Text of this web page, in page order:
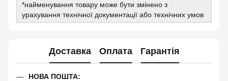
*найменування товару може бути змінено з
урахування технічної документації або технічних умов
Доставка Оплата Гарантія
НОВА ПОШТА: